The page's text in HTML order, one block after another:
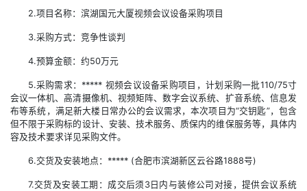
2.项目名称：滨湖国元大厦视频会议设备采购项目
3.采购方式：竞争性谈判
4.预算金额：约50万元
5.采购需求：***** 视频会议设备采购项目，计划采购一批110/75寸
会议一体机、高清摄像机、视频矩阵、数字会议系统、扩音系统、信息发
布等系统，满足新大楼日常办公的会议需求，本次项目为“交钥匙”，包含
但不限于采购标的设计、安装、技术服务、质保内的维保服务等，具体内
容及技术要求详见采购文件。
6.交货及安装地点：***** (合肥市滨湖新区云谷路1888号)
7.交货及安装工期：成交后须3日内与装修公司对接，提供会议系统